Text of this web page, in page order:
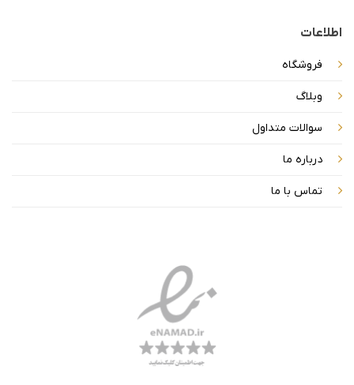
اطلاعات
فروشگاه
وبلاگ
سوالات متداول
درباره ما
تماس با ما